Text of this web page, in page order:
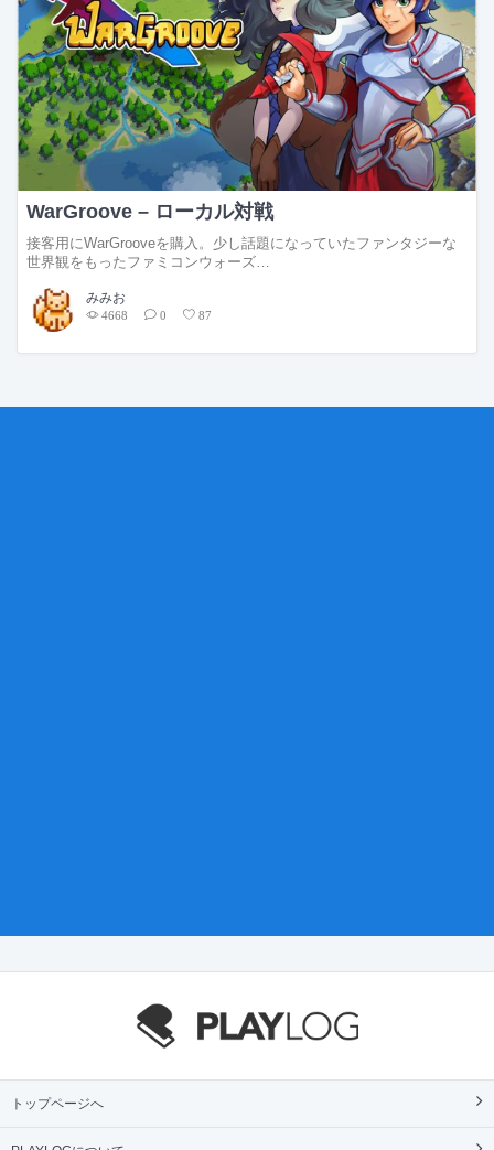
WarGroove – ローカル対戦
接客用にWarGrooveを購入。少し話題になっていたファンタジーな
世界観をもったファミコンウォーズ…
みみお
4668 0 87
トップページへ